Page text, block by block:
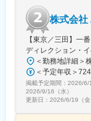
株式会社
【東京／三田】一
ディレクション・
掲載予定期間： 2026/6/
2026/9/16（水）
更新日： 2026/6/19（金